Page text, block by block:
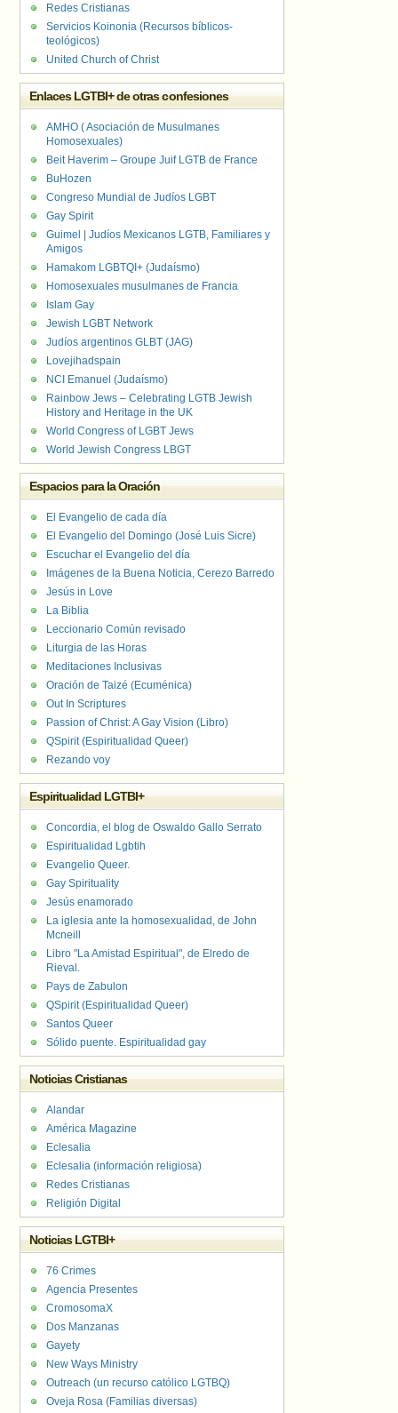
Redes Cristianas
Servicios Koinonia (Recursos bíblicos-
teológicos)
United Church of Christ
Enlaces LGTBI+ de otras confesiones
AMHO ( Asociación de Musulmanes
Homosexuales)
Beit Haverim – Groupe Juif LGTB de France
BuHozen
Congreso Mundial de Judíos LGBT
Gay Spirit
Guimel | Judíos Mexicanos LGTB, Familiares y
Amigos
Hamakom LGBTQI+ (Judaísmo)
Homosexuales musulmanes de Francia
Islam Gay
Jewish LGBT Network
Judíos argentinos GLBT (JAG)
Lovejihadspain
NCI Emanuel (Judaísmo)
Rainbow Jews – Celebrating LGTB Jewish
History and Heritage in the UK
World Congress of LGBT Jews
World Jewish Congress LBGT
Espacios para la Oración
El Evangelio de cada día
El Evangelio del Domingo (José Luis Sicre)
Escuchar el Evangelio del día
Imágenes de la Buena Noticia, Cerezo Barredo
Jesús in Love
La Biblia
Leccionario Común revisado
Liturgia de las Horas
Meditaciones Inclusivas
Oración de Taizé (Ecuménica)
Out In Scriptures
Passion of Christ: A Gay Vision (Libro)
QSpirit (Espiritualidad Queer)
Rezando voy
Espiritualidad LGTBI+
Concordia, el blog de Oswaldo Gallo Serrato
Espiritualidad Lgbtih
Evangelio Queer.
Gay Spirituality
Jesús enamorado
La iglesia ante la homosexualidad, de John
Mcneill
Libro "La Amistad Espiritual", de Elredo de
Rieval.
Pays de Zabulon
QSpirit (Espiritualidad Queer)
Santos Queer
Sólido puente. Espiritualidad gay
Noticias Cristianas
Alandar
América Magazine
Eclesalia
Eclesalia (información religiosa)
Redes Cristianas
Religión Digital
Noticias LGTBI+
76 Crimes
Agencia Presentes
CromosomaX
Dos Manzanas
Gayety
New Ways Ministry
Outreach (un recurso católico LGTBQ)
Oveja Rosa (Familias diversas)